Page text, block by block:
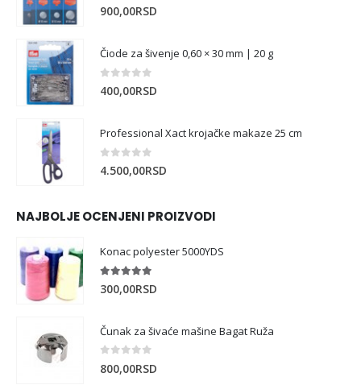
0 out of 5
900,00RSD
Čiode za šivenje 0,60 × 30 mm | 20 g
0 out of 5
400,00RSD
Professional Xact krojačke makaze 25 cm
4.500,00RSD
NAJBOLJE OCENJENI PROIZVODI
Konac polyester 5000YDS
300,00RSD
Čunak za šivaće mašine Bagat Ruža
800,00RSD